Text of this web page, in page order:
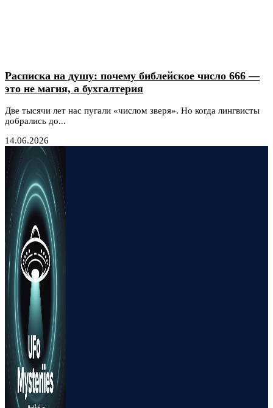
Расписка на душу: почему библейское число 666 —
это не магия, а бухгалтерия
Две тысячи лет нас пугали «числом зверя». Но когда лингвисты
добрались до...
14.06.2026